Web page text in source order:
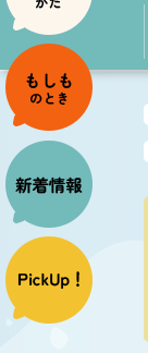
で
す
。
ば
し
て
本
文